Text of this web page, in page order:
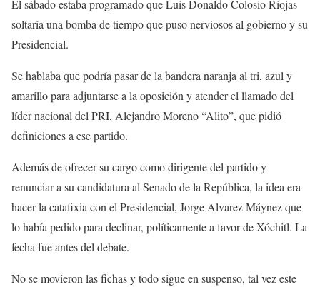
El sábado estaba programado que Luis Donaldo Colosio Riojas
soltaría una bomba de tiempo que puso nerviosos al gobierno y su
Presidencial.
Se hablaba que podría pasar de la bandera naranja al tri, azul y
amarillo para adjuntarse a la oposición y atender el llamado del
líder nacional del PRI, Alejandro Moreno “Alito”, que pidió
definiciones a ese partido.
Además de ofrecer su cargo como dirigente del partido y
renunciar a su candidatura al Senado de la República, la idea era
hacer la catafixia con el Presidencial, Jorge Alvarez Máynez que
lo había pedido para declinar, políticamente a favor de Xóchitl. La
fecha fue antes del debate.
No se movieron las fichas y todo sigue en suspenso, tal vez este